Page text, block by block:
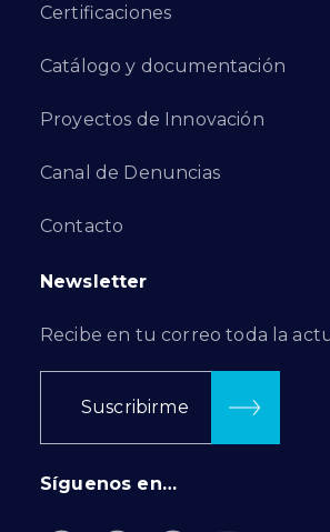
Certificaciones
Catálogo y documentación
Proyectos de Innovación
Canal de Denuncias
Contacto
Newsletter
Recibe en tu correo toda la
Suscribirme
Síguenos en…